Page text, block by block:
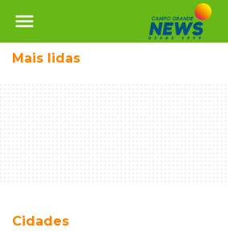
menu
Mais lidas
Cidades